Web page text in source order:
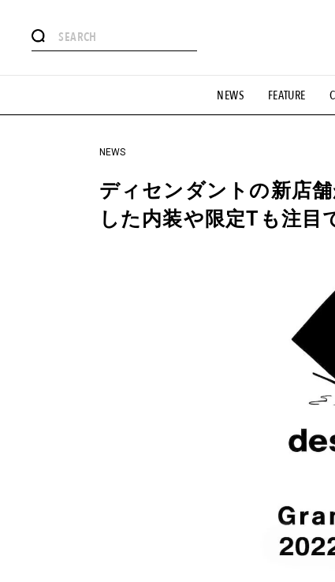
NEWS FEATURE
#憧れの逸品 #ESSENTIAL
#GH 銘品の所以 #フイナムのYouTube #Commune H
#HANDSOME HANDBOOK
NEWS
ディセンダントの新店
した内装や限定Tも注目